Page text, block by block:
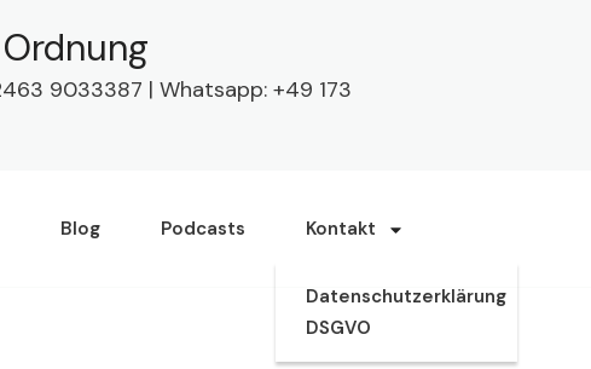
9033387 | Whatsapp: +49 173
Blog Podcasts Kontakt
Datenschutzerklärung
DSGVO